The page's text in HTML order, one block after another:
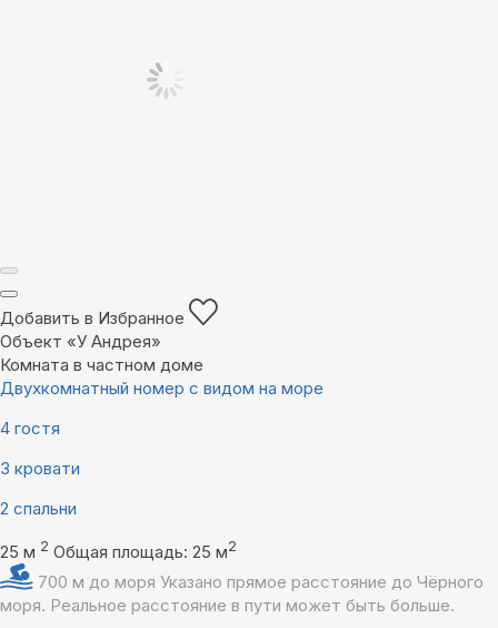
Добавить в Избранное
Объект «У Андрея»
Комната в частном доме
Двухкомнатный номер с видом на море
4 гостя
3 кровати
2 спальни
25 м 2 Общая площадь: 25 м2
700 м до моря Указано прямое расстояние до Чёрного
моря. Реальное расстояние в пути может быть больше.